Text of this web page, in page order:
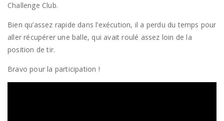
Challenge Club.
Bien qu’assez rapide dans l’exécution, il a perdu du temps pour
aller récupérer une balle, qui avait roulé assez loin de la
position de tir.
Bravo pour la participation !